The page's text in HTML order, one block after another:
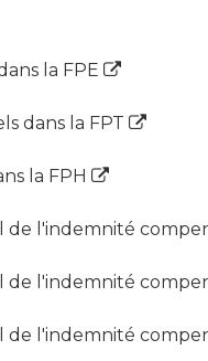
la FPE
dans la FPT
la FPH
l'indemnité
l'indemnité
l'indemnité